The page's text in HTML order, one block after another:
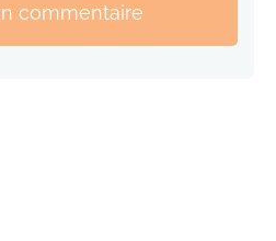
commentaire